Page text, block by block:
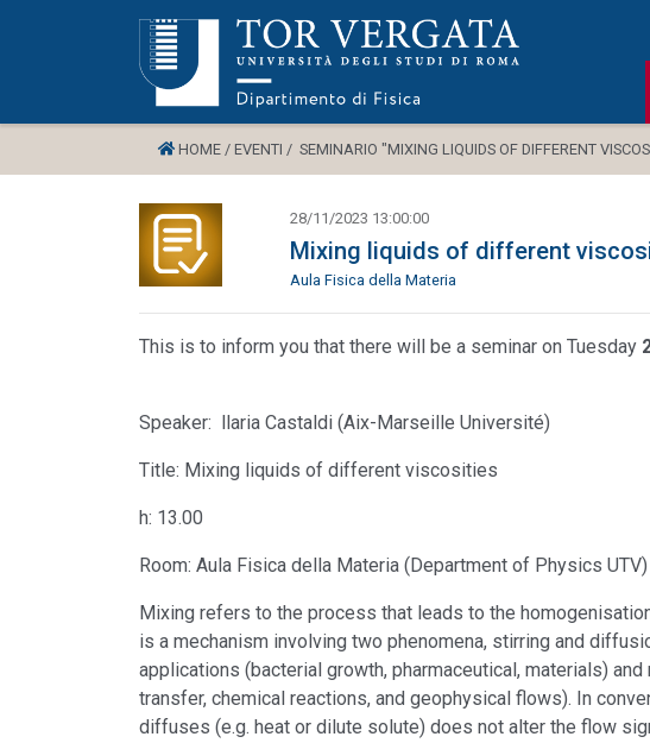
HOME / EVENTI / SEMINARIO "MIXING LIQUIDS OF DIFFERENT
28/11/2023 13:00:00
Mixing liquids of different
Aula Fisica della Materia
This is to inform you that there will be a seminar on Tuesday
Speaker: llaria Castaldi (Aix-Marseille Université)
Title: Mixing liquids of different viscosities
h: 13.00
Room: Aula Fisica della Materia (Department of Physics UTV)
Mixing refers to the process that leads to the
is a mechanism involving two phenomena, stirring and
applications (bacterial growth, pharmaceutical, materials)
transfer, chemical reactions, and geophysical flows). In
diffuses (e.g. heat or dilute solute) does not alter the flow